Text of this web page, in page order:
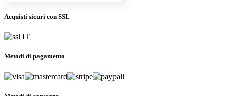
Acquisti sicuri con SSL
Metodi di pagamento